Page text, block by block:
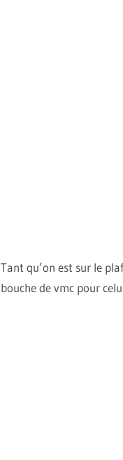
Tant qu’on est sur le
bouche de vmc pour